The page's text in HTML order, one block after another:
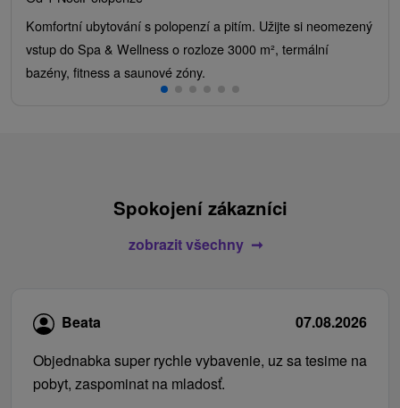
Komfortní ubytování s polopenzí a pitím. Užijte si neomezený
vstup do Spa & Wellness o rozloze 3000 m², termální
bazény, fitness a saunové zóny.
Spokojení zákazníci
zobrazit všechny
Beata
07.08.2026
Objednabka super rychle vybavenie, uz sa tesime na
pobyt, zaspominat na mladosť.